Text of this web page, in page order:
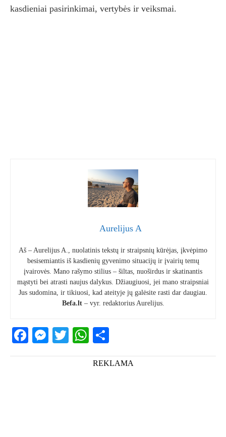
kasdieniai pasirinkimai, vertybės ir veiksmai.
Aurelijus A
Aš – Aurelijus A., nuolatinis tekstų ir straipsnių kūrėjas, įkvėpimo
besisemiantis iš kasdienių gyvenimo situacijų ir įvairių temų
įvairovės. Mano rašymo stilius – šiltas, nuoširdus ir skatinantis
mąstyti bei atrasti naujus dalykus. Džiaugiuosi, jei mano straipsniai
Jus sudomina, ir tikiuosi, kad ateityje jų galėsite rasti dar daugiau.
Befa.lt– vyr. redaktorius Aurelijus.
Facebook
Messenger
TwitterWhatsApp
REKLAMA